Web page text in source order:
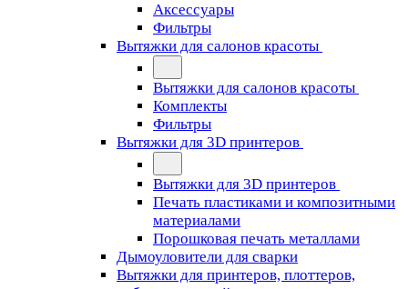
Аксессуары
Фильтры
Вытяжки для салонов красоты
Вытяжки для салонов красоты
Комплекты
Фильтры
Вытяжки для 3D принтеров
Вытяжки для 3D принтеров
Печать пластиками и композитными
материалами
Порошковая печать металлами
Дымоуловители для сварки
Вытяжки для принтеров, плоттеров,